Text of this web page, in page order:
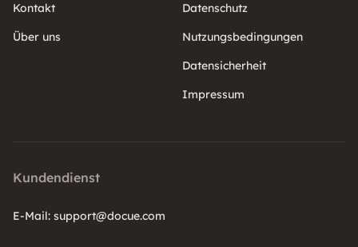
Kontakt
Über uns
Datenschutz
Nutzungsbedingungen
Datensicherheit
Impressum
Kundendienst
E-Mail: support@docue.com